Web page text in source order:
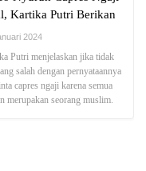
Kartika Putri Berikan
2024
Putri menjelaskan jika tidak
salah dengan pernyataannya
capres ngaji karena semua
merupakan seorang muslim.